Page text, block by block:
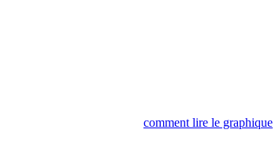
comment lire le graphique